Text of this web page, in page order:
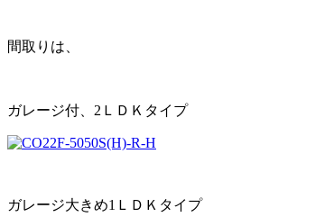
間取りは、
ガレージ付、2ＬＤＫタイプ
ガレージ大きめ1ＬＤＫタイプ